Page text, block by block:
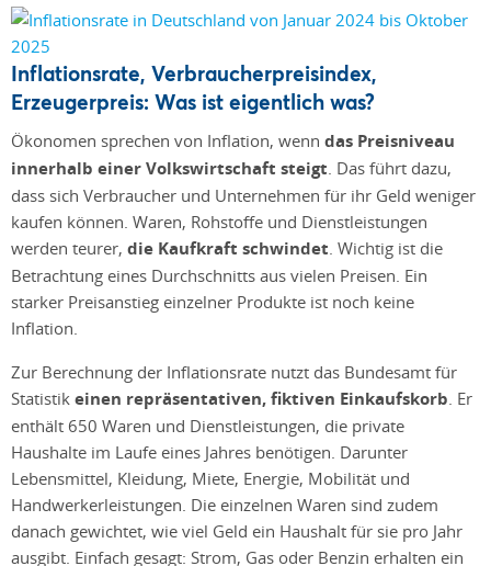
Inflationsrate, Verbraucherpreisindex,
Erzeugerpreis: Was ist eigentlich was?
Ökonomen sprechen von Inflation, wenn das Preisniveau
innerhalb einer Volkswirtschaft steigt . Das führt dazu,
dass sich Verbraucher und Unternehmen für ihr Geld weniger
kaufen können. Waren, Rohstoffe und Dienstleistungen
werden teurer, die Kaufkraft schwindet . Wichtig ist die
Betrachtung eines Durchschnitts aus vielen Preisen. Ein
starker Preisanstieg einzelner Produkte ist noch keine
Inflation.
Zur Berechnung der Inflationsrate nutzt das Bundesamt für
Statistik einen repräsentativen, fiktiven Einkaufskorb . Er
enthält 650 Waren und Dienstleistungen, die private
Haushalte im Laufe eines Jahres benötigen. Darunter
Lebensmittel, Kleidung, Miete, Energie, Mobilität und
Handwerkerleistungen. Die einzelnen Waren sind zudem
danach gewichtet, wie viel Geld ein Haushalt für sie pro Jahr
ausgibt. Einfach gesagt: Strom, Gas oder Benzin erhalten ein